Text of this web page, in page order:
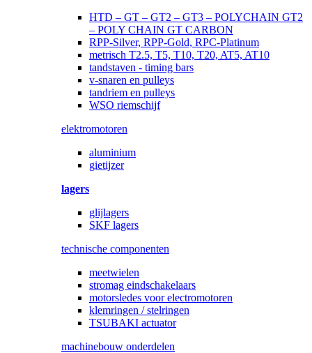
HTD – GT – GT2 – GT3 – POLYCHAIN GT2
– POLY CHAIN GT CARBON
RPP-Silver, RPP-Gold, RPC-Platinum
metrisch T2.5, T5, T10, T20, AT5, AT10
tandstaven - timing bars
v-snaren en pulleys
tandriem en pulleys
WSO riemschijf
elektromotoren
aluminium
gietijzer
lagers
glijlagers
SKF lagers
technische componenten
meetwielen
stromag eindschakelaars
motorsledes voor electromotoren
klemringen / stelringen
TSUBAKI actuator
machinebouw onderdelen